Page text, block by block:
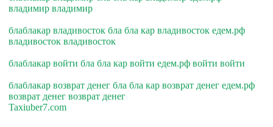
владимир владимир
блаблакар владивосток бла бла кар владивосток едем.рф
владивосток владивосток
блаблакар войти бла бла кар войти едем.рф войти войти
блаблакар возврат денег бла бла кар возврат денег едем.рф
возврат денег возврат денег
Taxiuber7.com